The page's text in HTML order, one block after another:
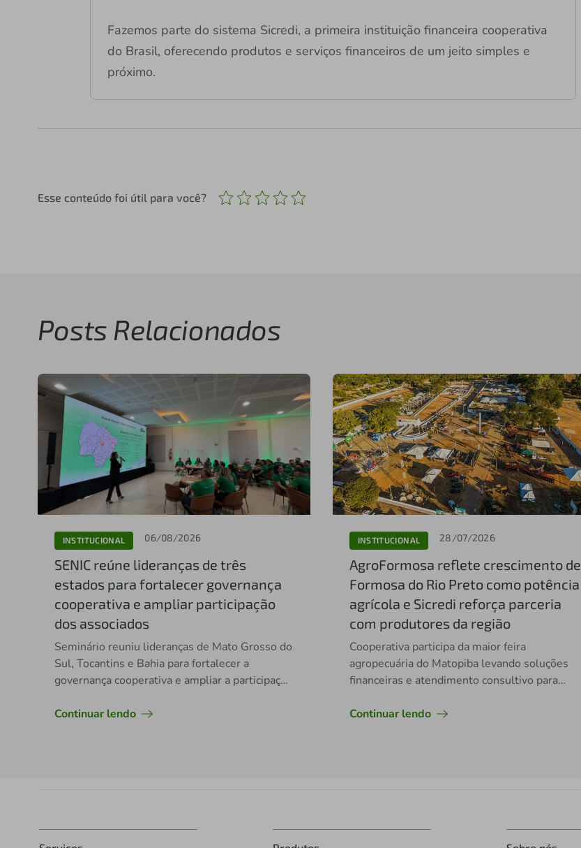
Fazemos parte do sistema Sicredi, a primeira instituição financeira cooperativa
do Brasil, oferecendo produtos e serviços financeiros de um jeito simples e
próximo.
Esse conteúdo foi útil para você?
Posts Relacionados
INSTITUCIONAL 06/08/2026
SENIC reúne lideranças de três
estados para fortalecer governança
cooperativa e ampliar participação
dos associados
Seminário reuniu lideranças de Mato Grosso do
Sul, Tocantins e Bahia para fortalecer a
governança cooperativa e ampliar a participação
Continuar lendo
INSTITUCIONAL 28/07/2026
AgroFormosa reflete crescimento de
Formosa do Rio Preto como potência
agrícola e Sicredi reforça parceria
com produtores da região
Cooperativa participa da maior feira
agropecuária do Matopiba levando soluções
financeiras e atendimento consultivo para
Continuar lendo